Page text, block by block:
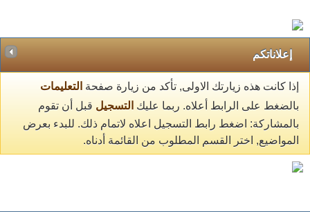
إعلاناتكم
إذا كانت هذه زيارتك الاولى, تأكد من زيارة صفحة التعليمات
بالضغط على الرابط أعلاه. ربما عليك التسجيل قبل أن تقوم
بالمشاركة: اضغط رابط التسجيل اعلاه لاتمام ذلك. للبدء بعرض
المواضيع, اختر القسم المطلوب من القائمة أدناه.